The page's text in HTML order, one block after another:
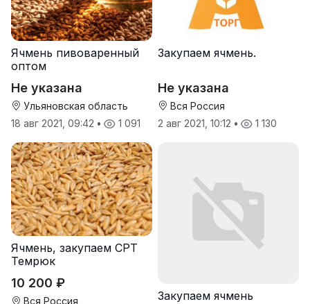
Ячмень пивоваренный
оптом
Не указана
Ульяновская область
18 авг 2021, 09:42 • 1 091
Закупаем ячмень.
Не указана
Вся Россия
2 авг 2021, 10:12 • 1 130
Ячмень, закупаем СРТ
Темрюк
10 200 ₽
Вся Россия
Закупаем ячмень